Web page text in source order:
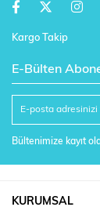
Kargo Takip
E-Bülten
Bültenimize kayıt
KURUMSAL